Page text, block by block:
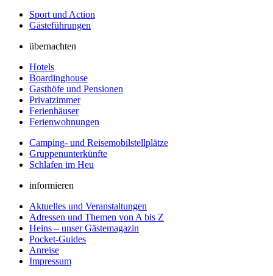
Sport und Action
Gästeführungen
übernachten
Hotels
Boardinghouse
Gasthöfe und Pensionen
Privatzimmer
Ferienhäuser
Ferienwohnungen
Camping- und Reisemobilstellplätze
Gruppenunterkünfte
Schlafen im Heu
informieren
Aktuelles und Veranstaltungen
Adressen und Themen von A bis Z
Heins – unser Gästemagazin
Pocket-Guides
Anreise
Impressum